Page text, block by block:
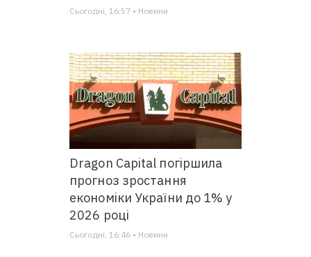
Сьогодні, 16:57 • Новини
Dragon Capital погіршила
прогноз зростання
економіки України до 1% у
2026 році
Сьогодні, 16:46 • Новини